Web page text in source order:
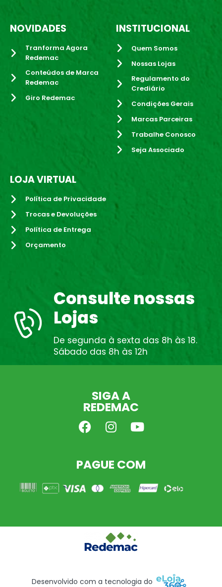
NOVIDADES
Tranforma Agora
Redemac
Conteúdos de Marca
Redemac
Giro Redemac
INSTITUCIONAL
Quem Somos
Nossas Lojas
Regulamento do
Crediário
Condições Gerais
Marcas Parceiras
Trabalhe Conosco
Seja Associado
LOJA VIRTUAL
Política de Privacidade
Trocas e Devoluções
Política de Entrega
Orçamento
Consulte nossas
Lojas
De segunda à sexta das 8h às 18.
Sábado das 8h às 12h
SIGA A
REDEMAC
PAGUE COM
Desenvolvido com a tecnologia do